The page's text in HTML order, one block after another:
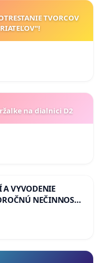
TVORCOV
na dialnici D2
A VYVODENIE
NEČINNOSŤ